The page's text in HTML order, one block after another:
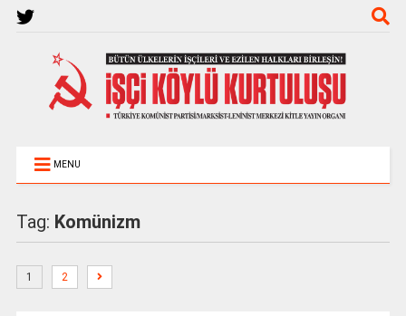
MENU
Tag: Komünizm
1 2